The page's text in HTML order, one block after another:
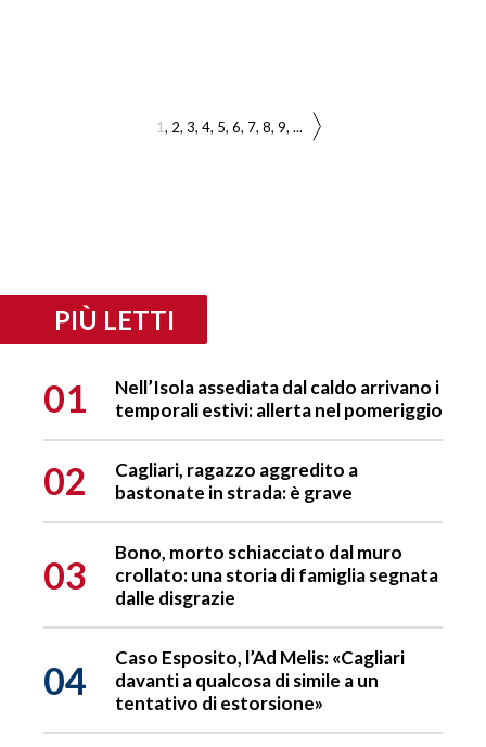
1 2 3 4 5 6 7 8 9 ...
PIÙ LETTI
01
Nell’Isola assediata dal caldo arrivano i
temporali estivi: allerta nel pomeriggio
02
Cagliari, ragazzo aggredito a
bastonate in strada: è grave
03
Bono, morto schiacciato dal muro
crollato: una storia di famiglia segnata
dalle disgrazie
04
Caso Esposito, l’Ad Melis: «Cagliari
davanti a qualcosa di simile a un
tentativo di estorsione»